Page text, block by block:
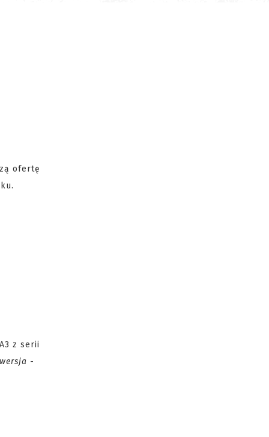
ofertę
z serii
-